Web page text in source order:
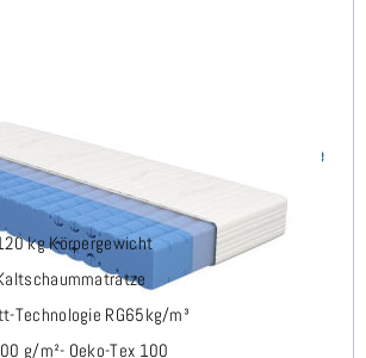
Lyocell) RG65 Kaltschaummatratze
Sonderanfertigung
kg Körpergewicht
Technologie RG65kg/m³
g/m²- Oeko-Tex 100